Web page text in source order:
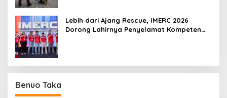
Lebih dari Ajang Rescue, IMERC 2026
Dorong Lahirnya Penyelamat Kompeten
Benuo Taka